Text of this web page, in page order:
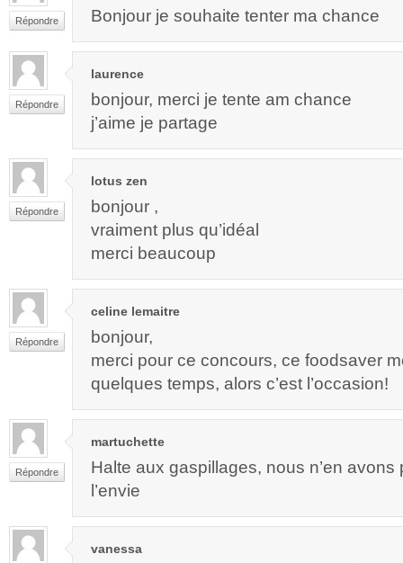
Répondre Bonjour je souhaite tenter ma chance
Répondre
laurence
bonjour, merci je tente am chance
j’aime je partage
Répondre
lotus zen
bonjour ,
vraiment plus qu’idéal
merci beaucoup
Répondre
celine lemaitre
bonjour,
merci pour ce concours, ce foodsaver
quelques temps, alors c’est l’occasion!
Répondre
martuchette
Halte aux gaspillages, nous n’en
l’envie
vanessa